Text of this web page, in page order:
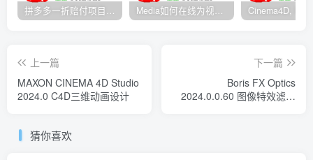
拼多多一折赔付项目是怎么操作的？ Media如何在线为视频自动添加字幕？
上一篇
MAXON CINEMA 4D Studio
2024.0 C4D三维动画设计
下一篇
Boris FX Optics
2024.0.0.60 图像特效滤镜
猜你喜欢